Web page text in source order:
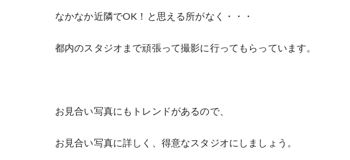
なかなか近隣でOK！と思える所がなく・・・
都内のスタジオまで頑張って撮影に行ってもらっています。
お見合い写真にもトレンドがあるので、
お見合い写真に詳しく、得意なスタジオにしましょう。